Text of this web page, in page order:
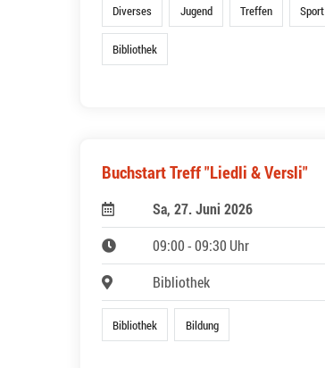
Diverses Jugend Treffen Sport
Bibliothek
Buchstart Treff "Liedli & Versli"
Sa, 27. Juni 2026
09:00 - 09:30 Uhr
Bibliothek
Bibliothek Bildung